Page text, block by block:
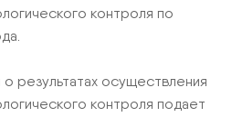
контроля по
результатах осуществления
контроля подает